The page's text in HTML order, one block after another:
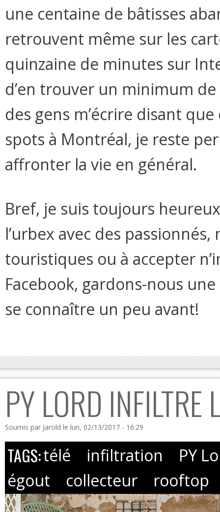
une centaine de bâtisses
retrouvent même sur les
quinzaine de minutes sur
d’en trouver un minimum
des gens m’écrire disant
spots à Montréal, je reste
affronter la vie en général.
Bref, je suis toujours
l’urbex avec des
touristiques ou à accepter
Facebook, gardons-nous
se connaître un peu avant!
PY LORD INFILTRE
Soumis par Jarold le lun, 02/13/2017 - 16:29
TAGS:télé infiltration
PY
égout
collecteur rooftop